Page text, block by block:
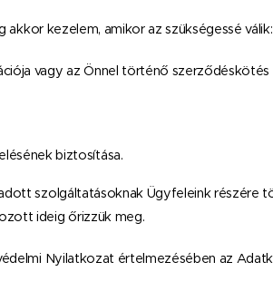
akkor kezelem, amikor az szükségessé válik:
vagy az Önnel történő szerződéskötés
biztosítása.
szolgáltatásoknak Ügyfeleink részére
ideig őrizzük meg.
Nyilatkozat értelmezésében az